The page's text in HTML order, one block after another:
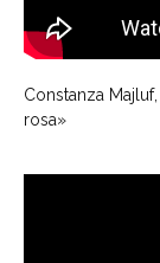
Constanza
rosa»